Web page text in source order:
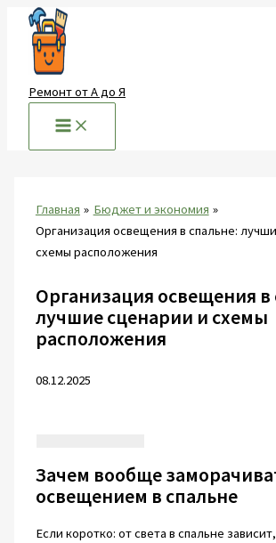
Перейти
содержимому
Ремонт от А до Я
Главная
Бюджет и экономия
Организация освещения в спальне:
схемы расположения
Организация освещения в
лучшие сценарии и схемы
расположения
08.12.2025
Зачем вообще
освещением в спальне
Если коротко: от света в спальне